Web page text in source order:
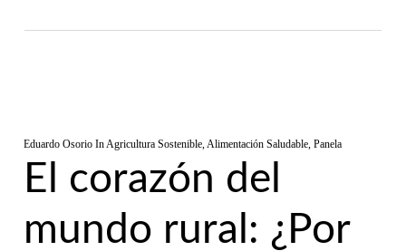
Eduardo Osorio InAgricultura Sostenible,Alimentación Saludable, Panela
El corazón del
mundo rural: ¿Por